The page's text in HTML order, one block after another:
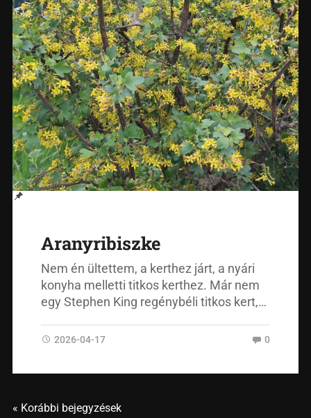
Aranyribiszke
Nem én ültettem, a kerthez járt, a nyári
konyha melletti titkos kerthez. Már nem
egy Stephen King regénybéli titkos kert,…
2026-04-17 0
« Korábbi bejegyzések